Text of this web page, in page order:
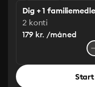
Dig + 1
2 konti
179 kr. /måned